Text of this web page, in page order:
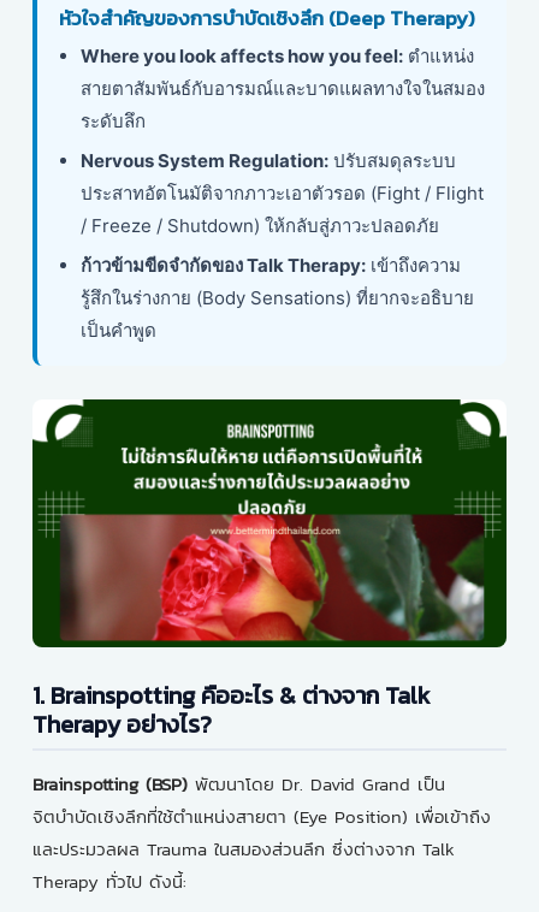
หัวใจสำคัญของการบำบัดเชิงลึก (Deep Therapy)
Where you look affects how you feel: ตำแหน่ง
สายตาสัมพันธ์กับอารมณ์และบาดแผลทางใจในสมอง
ระดับลึก
Nervous System Regulation: ปรับสมดุลระบบ
ประสาทอัตโนมัติจากภาวะเอาตัวรอด (Fight / Flight
/ Freeze / Shutdown) ให้กลับสู่ภาวะปลอดภัย
ก้าวข้ามขีดจำกัดของ Talk Therapy: เข้าถึงความ
รู้สึกในร่างกาย (Body Sensations) ที่ยากจะอธิบาย
เป็นคำพูด
1. Brainspotting คืออะไร & ต่างจาก Talk
Therapy อย่างไร?
Brainspotting (BSP) พัฒนาโดย Dr. David Grand เป็น
จิตบำบัดเชิงลึกที่ใช้ตำแหน่งสายตา (Eye Position) เพื่อเข้าถึง
และประมวลผล Trauma ในสมองส่วนลึก ซึ่งต่างจาก Talk
Therapy ทั่วไป ดังนี้: